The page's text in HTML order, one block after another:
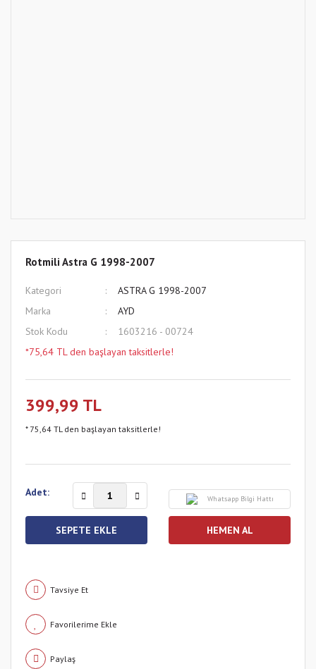
Rotmili Astra G 1998-2007
Kategori
ASTRA G 1998-2007
Marka
AYD
Stok Kodu
1603216 - 00724
*75,64 TL den başlayan taksitlerle!
399,99 TL
* 75,64 TL den başlayan taksitlerle!
Adet:
Whatsapp Bilgi Hattı
SEPETE EKLE HEMEN AL
Tavsiye Et
Paylaş